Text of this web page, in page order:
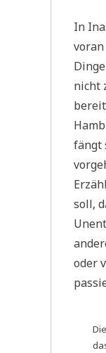
In
nicht
fängt
soll,
oder